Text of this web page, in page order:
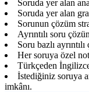
Soruda yer alan
Soruda yer alan
Sorunun çözüm
Ayrıntılı soru
Soru bazlı
Her soruya özel
Türkçeden
İstediğiniz soruya
imkânı.